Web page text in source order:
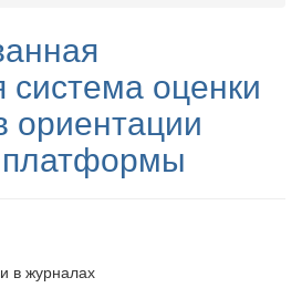
система оценки
ориентации
в журналах